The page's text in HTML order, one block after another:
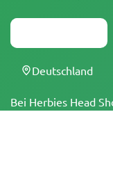
Bei Herbies Head
Deutschland